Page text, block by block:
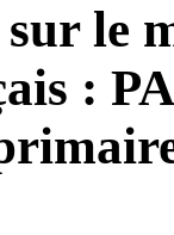
le
: